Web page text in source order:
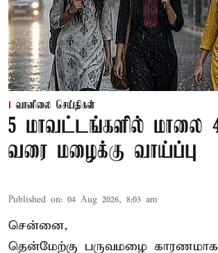
வானிலை செய்திகள்
5 மாவட்டங்களில் மாலை
வரை மழைக்கு வாய்ப்பு
Published on: 04 Aug 2026, 8:03 am
சென்னை,
தென்மேற்கு பருவமழை காரணமாக